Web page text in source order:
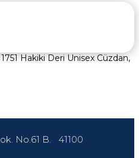
Hakiki Deri Unisex Cüzdan,
No.61 B. 41100